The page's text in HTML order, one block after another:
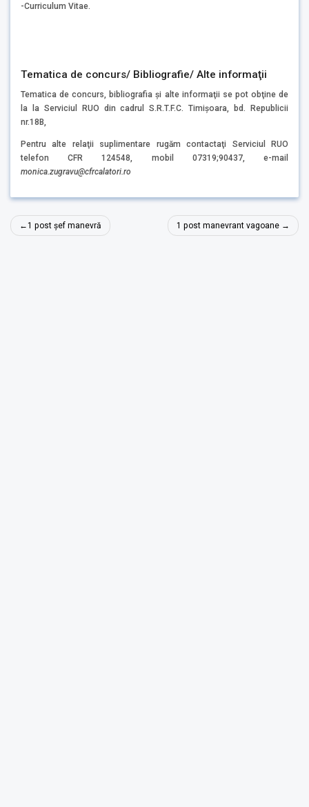
-Curriculum Vitae.
Tematica de concurs/ Bibliografie/ Alte informaţii
Tematica de concurs, bibliografia şi alte informaţii se pot obţine de
la la Serviciul RUO din cadrul S.R.T.F.C. Timişoara, bd. Republicii
nr.18B,
Pentru alte relaţii suplimentare rugăm contactaţi Serviciul RUO
telefon CFR 124548, mobil 07319;90437, e-mail
monica.zugravu@cfrcalatori.ro
Navigare
în
1 post șef manevră 1 post manevrant vagoane